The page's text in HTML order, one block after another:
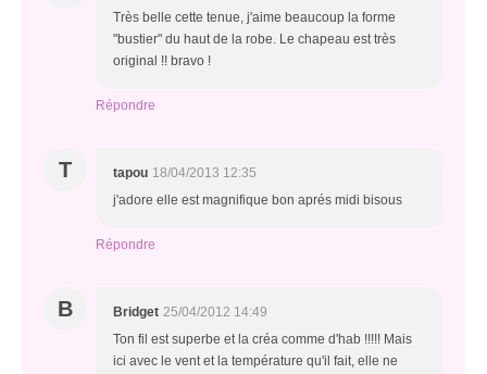
Très belle cette tenue, j'aime beaucoup la forme
"bustier" du haut de la robe. Le chapeau est très
original !! bravo !
Répondre
T tapou 18/04/2013 12:35
j'adore elle est magnifique bon aprés midi bisous
Répondre
B Bridget 25/04/2012 14:49
Ton fil est superbe et la créa comme d'hab !!!!! Mais
ici avec le vent et la température qu'il fait, elle ne